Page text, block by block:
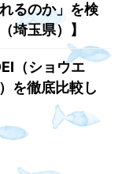
るのか」を検
埼玉県）】
（ショウエ
を徹底比較し